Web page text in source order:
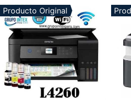
Producto Original